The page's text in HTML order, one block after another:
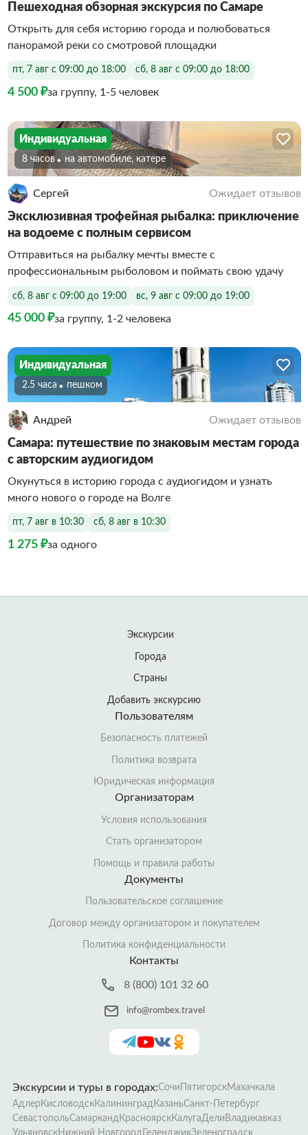
Пешеходная обзорная экскурсия по Самаре
Открыть для себя историю города и полюбоваться
панорамой реки со смотровой площадки
пт, 7 авг с 09:00 до 18:00 сб, 8 авг с 09:00 до 18:00
4 500 ₽за группу, 1-5 человек
Индивидуальная
8 часов На автомобиле, катере
Сергей Ожидает отзывов
Эксклюзивная трофейная рыбалка: приключение
на водоеме с полным сервисом
Отправиться на рыбалку мечты вместе с
профессиональным рыболовом и поймать свою удачу
сб, 8 авг с 09:00 до 19:00 вс, 9 авг с 09:00 до 19:00
45 000 ₽за группу, 1-2 человека
Индивидуальная
2.5 часа Пешком
Андрей Ожидает отзывов
Самара: путешествие по знаковым местам города
с авторским аудиогидом
Окунуться в историю города с аудиогидом и узнать
много нового о городе на Волге
пт, 7 авг в 10:30 сб, 8 авг в 10:30
1 275 ₽за одного
Экскурсии
Города
Страны
Добавить экскурсию
Пользователям
Безопасность платежей
Политика возврата
Юридическая информация
Организаторам
Условия использования
Стать организатором
Помощь и правила работы
Документы
Пользовательское соглашение
Договор между организатором и покупателем
Политика конфиденциальности
Контакты
8 (800) 101 32 60
info@rombex.travel
Экскурсии и туры в городах:Сочи ПятигорскМахачкала
Адлер КисловодскКалининград КазаньСанкт-Петербург
СевастопольСамарканд КрасноярскКалугаДели Владикавказ
УльяновскНижний Новгород ГеленджикЗеленоградск